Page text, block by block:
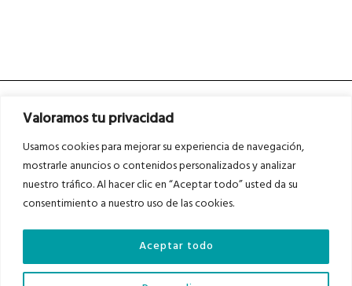
Valoramos tu privacidad
Usamos cookies para mejorar su experiencia de navegación,
mostrarle anuncios o contenidos personalizados y analizar
nuestro tráfico. Al hacer clic en “Aceptar todo” usted da su
consentimiento a nuestro uso de las cookies.
Aceptar todo
Asociados a
Auditados por